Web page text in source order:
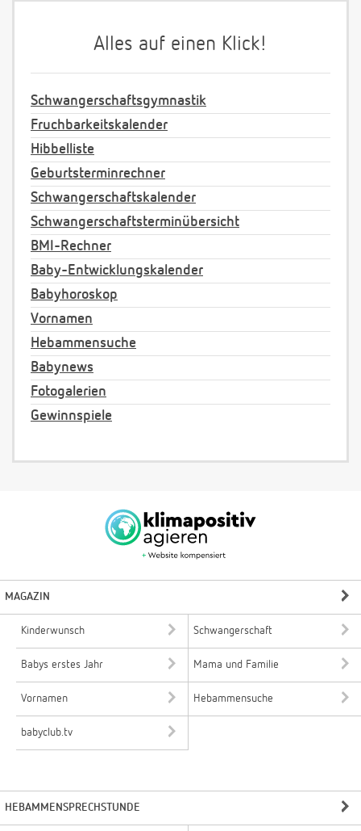
Alles auf einen Klick!
Schwangerschaftsgymnastik
Fruchbarkeitskalender
Hibbelliste
Geburtsterminrechner
Schwangerschaftskalender
Schwangerschaftsterminübersicht
BMI-Rechner
Baby-Entwicklungskalender
Babyhoroskop
Vornamen
Hebammensuche
Babynews
Fotogalerien
Gewinnspiele
MAGAZIN
Kinderwunsch Schwangerschaft
Babys erstes Jahr Mama und Familie
Vornamen Hebammensuche
babyclub.tv
HEBAMMENSPRECHSTUNDE